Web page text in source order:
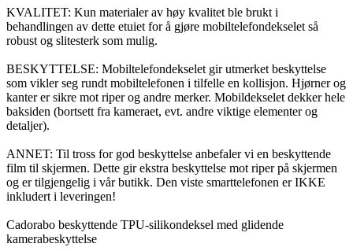
KVALITET: Kun materialer av høy kvalitet ble brukt i
behandlingen av dette etuiet for å gjøre mobiltelefondekselet så
robust og slitesterk som mulig.
BESKYTTELSE: Mobiltelefondekselet gir utmerket beskyttelse
som vikler seg rundt mobiltelefonen i tilfelle en kollisjon. Hjørner og
kanter er sikre mot riper og andre merker. Mobildekselet dekker hele
baksiden (bortsett fra kameraet, evt. andre viktige elementer og
detaljer).
ANNET: Til tross for god beskyttelse anbefaler vi en beskyttende
film til skjermen. Dette gir ekstra beskyttelse mot riper på skjermen
og er tilgjengelig i vår butikk. Den viste smarttelefonen er IKKE
inkludert i leveringen!
Cadorabo beskyttende TPU-silikondeksel med glidende
kamerabeskyttelse